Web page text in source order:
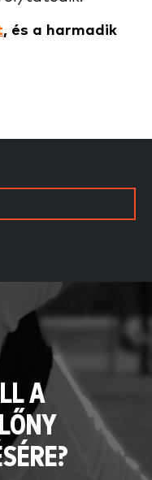
, és a harmadik
A